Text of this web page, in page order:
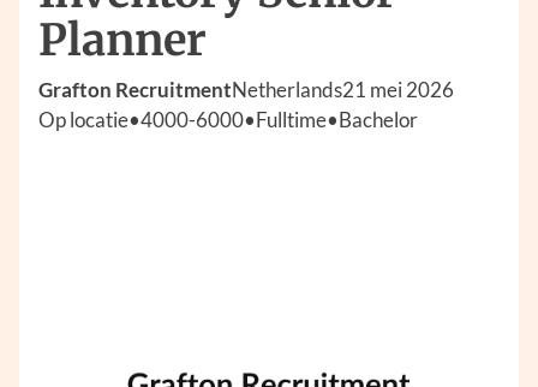
Planner
Grafton RecruitmentNetherlands21 mei 2026
Op locatie•4000-6000•Fulltime•Bachelor